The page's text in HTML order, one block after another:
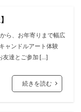
ら、お年寄りまで幅広
ャンドルアート体験
友達とご参加 […]
続きを読む